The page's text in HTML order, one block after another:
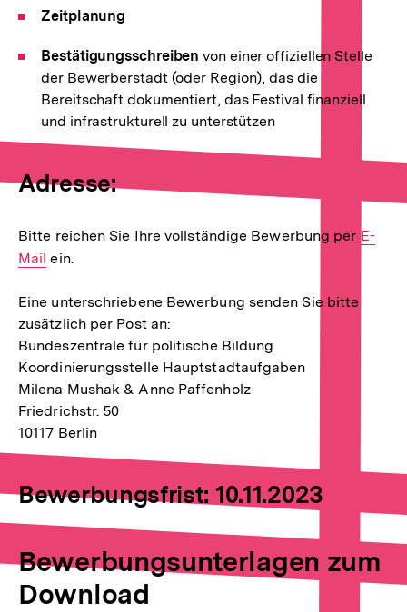
Zeitplanung
Bestätigungsschreibenvon einer offiziellen Stelle
der Bewerberstadt (oder Region), das die
Bereitschaft dokumentiert, das Festival finanziell
und infrastrukturell zu unterstützen
Adresse:
Bitte reichen Sie Ihre vollständige Bewerbung per E-
E-
Mail ein.
Eine unterschriebene Bewerbung senden Sie bitte
zusätzlich per Post an:
Bundeszentrale für politische Bildung
Koordinierungsstelle Hauptstadtaufgaben
Milena Mushak & Anne Paffenholz
Friedrichstr. 50
10117 Berlin
Bewerbungsfrist: 10.11.2023
Bewerbungsunterlagen zum
Download